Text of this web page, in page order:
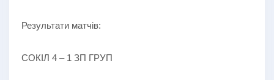
Результати матчів:
СОКІЛ 4 – 1 ЗП ГРУП